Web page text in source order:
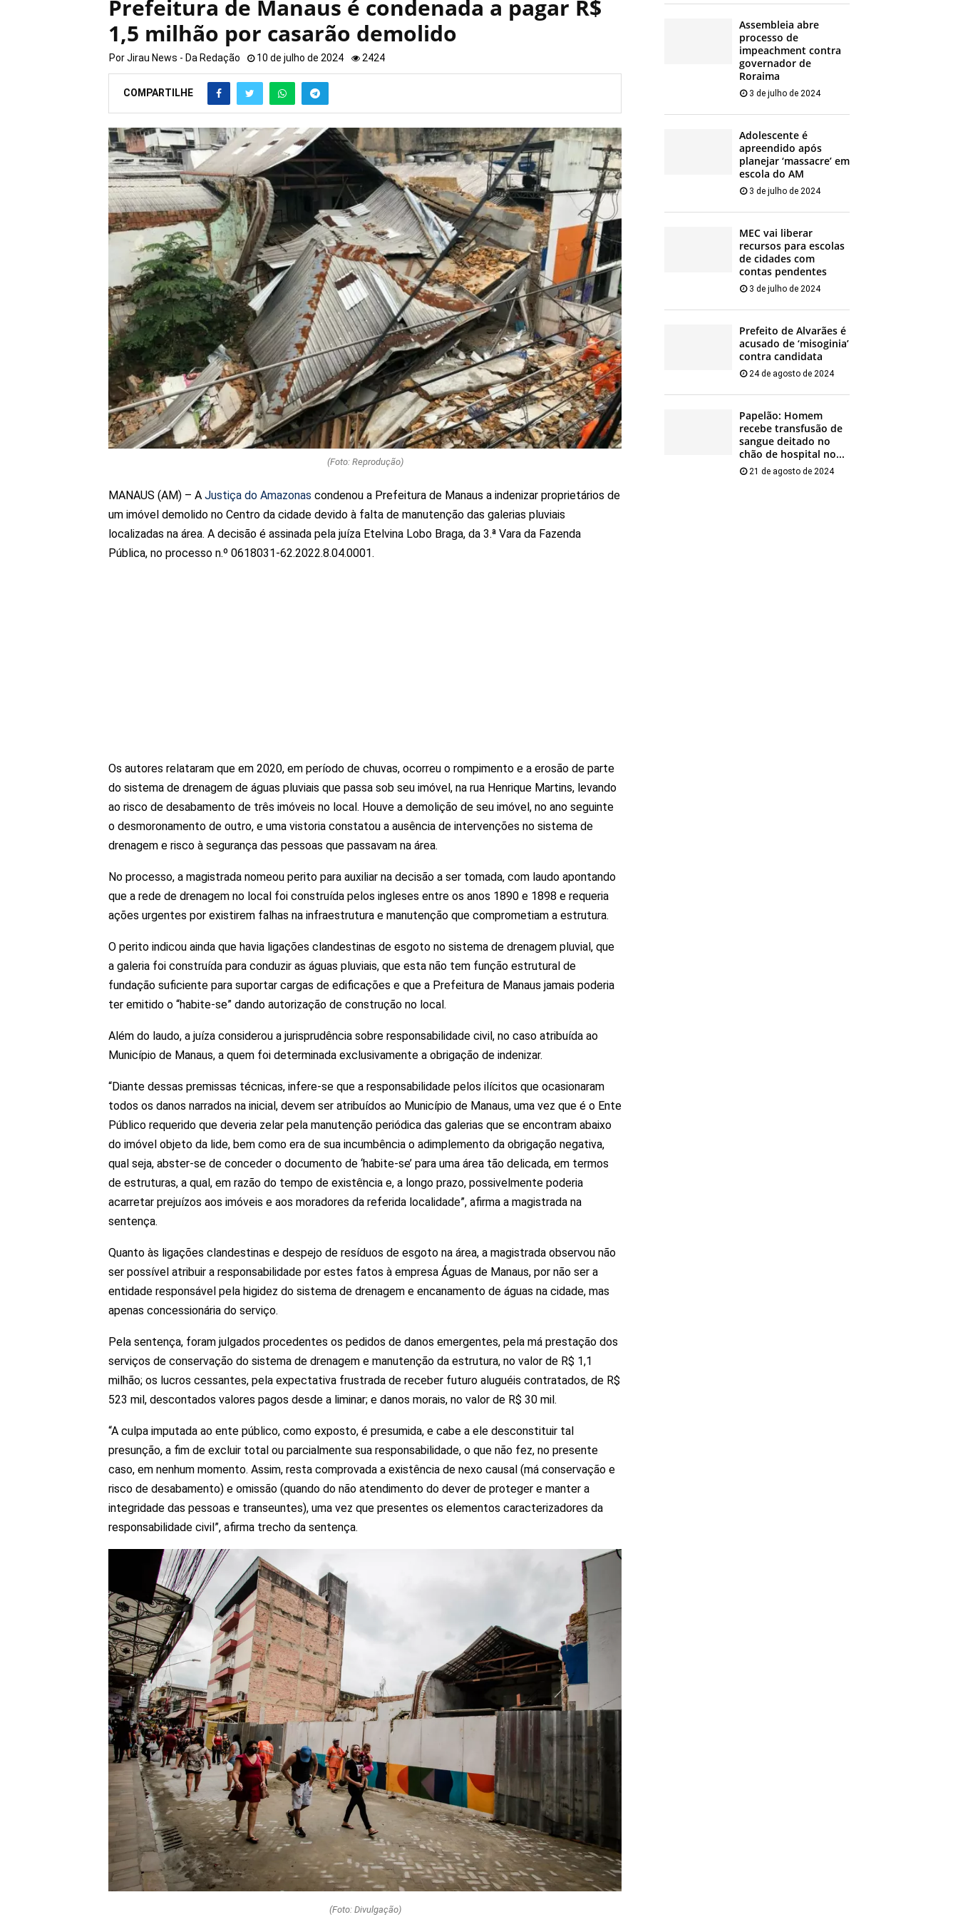
Prefeitura de Manaus é condenada a pagar R$
1,5 milhão por casarão demolido
PorJirau News - Da Redação 10 de julho de 2024 2424
COMPARTILHE
(Foto: Reprodução)
MANAUS (AM) – A Justiça do Amazonas condenou a Prefeitura de Manaus a indenizar proprietários de
um imóvel demolido no Centro da cidade devido à falta de manutenção das galerias pluviais
localizadas na área. A decisão é assinada pela juíza Etelvina Lobo Braga, da 3.ª Vara da Fazenda
Pública, no processo n.º 0618031-62.2022.8.04.0001.
Os autores relataram que em 2020, em período de chuvas, ocorreu o rompimento e a erosão de parte
do sistema de drenagem de águas pluviais que passa sob seu imóvel, na rua Henrique Martins, levando
ao risco de desabamento de três imóveis no local. Houve a demolição de seu imóvel, no ano seguinte
o desmoronamento de outro, e uma vistoria constatou a ausência de intervenções no sistema de
drenagem e risco à segurança das pessoas que passavam na área.
No processo, a magistrada nomeou perito para auxiliar na decisão a ser tomada, com laudo apontando
que a rede de drenagem no local foi construída pelos ingleses entre os anos 1890 e 1898 e requeria
ações urgentes por existirem falhas na infraestrutura e manutenção que comprometiam a estrutura.
O perito indicou ainda que havia ligações clandestinas de esgoto no sistema de drenagem pluvial, que
a galeria foi construída para conduzir as águas pluviais, que esta não tem função estrutural de
fundação suficiente para suportar cargas de edificações e que a Prefeitura de Manaus jamais poderia
ter emitido o “habite-se” dando autorização de construção no local.
Além do laudo, a juíza considerou a jurisprudência sobre responsabilidade civil, no caso atribuída ao
Município de Manaus, a quem foi determinada exclusivamente a obrigação de indenizar.
“Diante dessas premissas técnicas, infere-se que a responsabilidade pelos ilícitos que ocasionaram
todos os danos narrados na inicial, devem ser atribuídos ao Município de Manaus, uma vez que é o Ente
Público requerido que deveria zelar pela manutenção periódica das galerias que se encontram abaixo
do imóvel objeto da lide, bem como era de sua incumbência o adimplemento da obrigação negativa,
qual seja, abster-se de conceder o documento de ‘habite-se’ para uma área tão delicada, em termos
de estruturas, a qual, em razão do tempo de existência e, a longo prazo, possivelmente poderia
acarretar prejuízos aos imóveis e aos moradores da referida localidade”, afirma a magistrada na
sentença.
Quanto às ligações clandestinas e despejo de resíduos de esgoto na área, a magistrada observou não
ser possível atribuir a responsabilidade por estes fatos à empresa Águas de Manaus, por não ser a
entidade responsável pela higidez do sistema de drenagem e encanamento de águas na cidade, mas
apenas concessionária do serviço.
Pela sentença, foram julgados procedentes os pedidos de danos emergentes, pela má prestação dos
serviços de conservação do sistema de drenagem e manutenção da estrutura, no valor de R$ 1,1
milhão; os lucros cessantes, pela expectativa frustrada de receber futuro aluguéis contratados, de R$
523 mil, descontados valores pagos desde a liminar; e danos morais, no valor de R$ 30 mil.
“A culpa imputada ao ente público, como exposto, é presumida, e cabe a ele desconstituir tal
presunção, a fim de excluir total ou parcialmente sua responsabilidade, o que não fez, no presente
caso, em nenhum momento. Assim, resta comprovada a existência de nexo causal (má conservação e
risco de desabamento) e omissão (quando do não atendimento do dever de proteger e manter a
integridade das pessoas e transeuntes), uma vez que presentes os elementos caracterizadores da
responsabilidade civil”, afirma trecho da sentença.
(Foto: Divulgação)
Assembleia abre
processo de
impeachment contra
governador de
Roraima
3 de julho de 2024
Adolescente é
apreendido após
planejar ‘massacre’ em
escola do AM
3 de julho de 2024
MEC vai liberar
recursos para escolas
de cidades com
contas pendentes
3 de julho de 2024
Prefeito de Alvarães é
acusado de ‘misoginia’
contra candidata
24 de agosto de 2024
Papelão: Homem
recebe transfusão de
sangue deitado no
chão de hospital no...
21 de agosto de 2024